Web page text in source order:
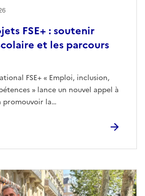
FSE+ : soutenir
et les parcours
FSE+ « Emploi, inclusion,
» lance un nouvel appel à
promouvoir la…